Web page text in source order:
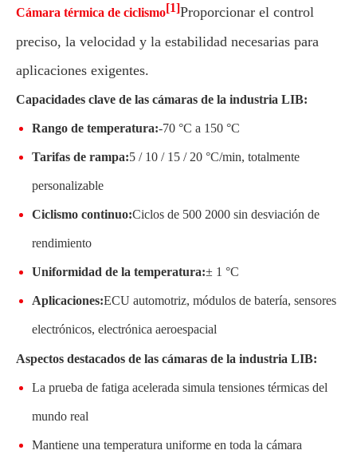
Cámara térmica de ciclismo[1]Proporcionar el control
preciso, la velocidad y la estabilidad necesarias para
aplicaciones exigentes.
Capacidades clave de las cámaras de la industria LIB:
Rango de temperatura:-70 °C a 150 °C
Tarifas de rampa:5 / 10 / 15 / 20 °C/min, totalmente
personalizable
Ciclismo continuo:Ciclos de 500 2000 sin desviación de
rendimiento
Uniformidad de la temperatura:± 1 °C
Aplicaciones:ECU automotriz, módulos de batería, sensores
electrónicos, electrónica aeroespacial
Aspectos destacados de las cámaras de la industria LIB:
La prueba de fatiga acelerada simula tensiones térmicas del
mundo real
Mantiene una temperatura uniforme en toda la cámara